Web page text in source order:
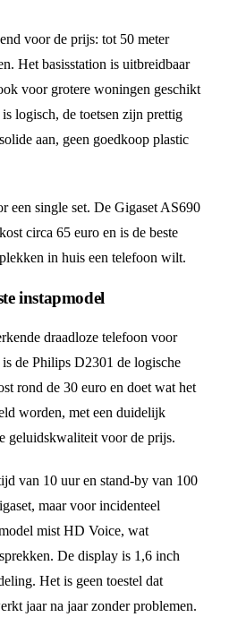
voor de prijs: tot 50 meter
Het basisstation is uitbreidbaar
voor grotere woningen geschikt
logisch, de toetsen zijn prettig
aan, geen goedkoop plastic
een single set. De Gigaset AS690
circa 65 euro en is de beste
in huis een telefoon wilt.
instapmodel
draadloze telefoon voor
de Philips D2301 de logische
rond de 30 euro en doet wat het
worden, met een duidelijk
geluidskwaliteit voor de prijs.
van 10 uur en stand-by van 100
maar voor incidenteel
mist HD Voice, wat
De display is 1,6 inch
Het is geen toestel dat
jaar na jaar zonder problemen.